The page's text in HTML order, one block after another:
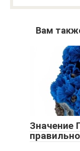
Вам
Значение